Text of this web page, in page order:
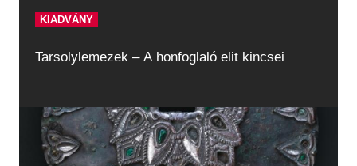
KIADVÁNY
Tarsolylemezek – A honfoglaló elit kincsei